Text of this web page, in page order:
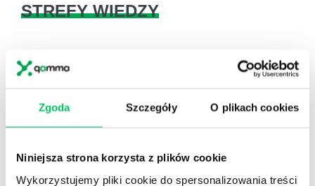
Zgoda Szczegóły O plikach cookies
Niniejsza strona korzysta z plików cookie
Wykorzystujemy pliki cookie do spersonalizowania treści
STREFY WIEDZY
WikiGamma
wiedzy.